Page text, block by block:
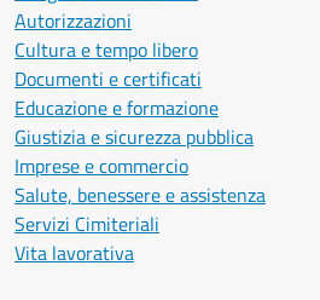
Autorizzazioni
Cultura e tempo libero
Documenti e certificati
Educazione e formazione
Giustizia e sicurezza pubblica
Imprese e commercio
Salute, benessere e assistenza
Servizi Cimiteriali
Vita lavorativa